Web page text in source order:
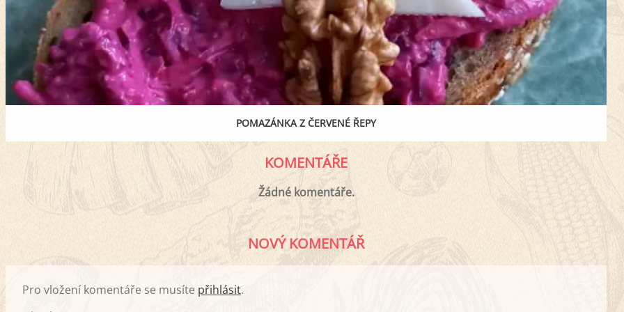
POMAZÁNKA Z ČERVENÉ ŘEPY
KOMENTÁŘE
Žádné komentáře.
NOVÝ KOMENTÁŘ
Pro vložení komentáře se musíte přihlásit.